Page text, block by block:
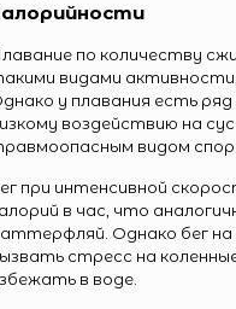
по количеству
видами
у плавания есть
воздействию на
видом
при интенсивной
в час, что
Однако бег
стресс на
в воде.